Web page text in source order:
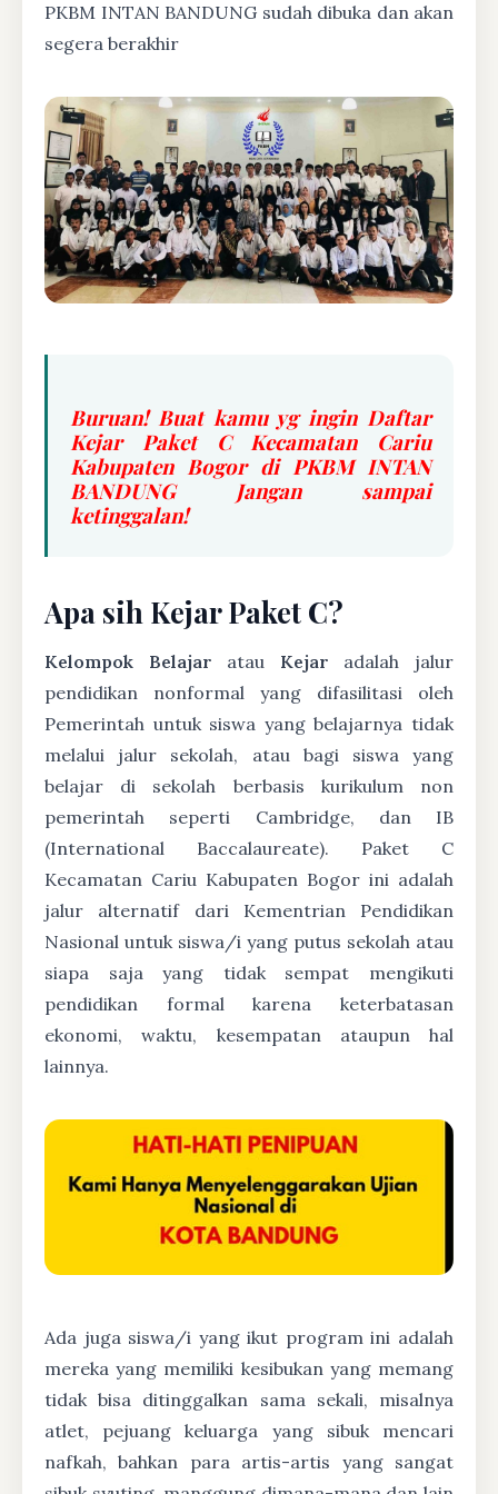
PKBM INTAN BANDUNG sudah dibuka dan akan
segera berakhir
Buruan! Buat kamu yg ingin Daftar
Kejar Paket C Kecamatan Cariu
Kabupaten Bogor di PKBM INTAN
BANDUNG Jangan sampai
ketinggalan!
Apa sih Kejar Paket C?
Kelompok Belajar atau Kejar adalah jalur
pendidikan nonformal yang difasilitasi oleh
Pemerintah untuk siswa yang belajarnya tidak
melalui jalur sekolah, atau bagi siswa yang
belajar di sekolah berbasis kurikulum non
pemerintah seperti Cambridge, dan IB
(International Baccalaureate). Paket C
Kecamatan Cariu Kabupaten Bogor ini adalah
jalur alternatif dari Kementrian Pendidikan
Nasional untuk siswa/i yang putus sekolah atau
siapa saja yang tidak sempat mengikuti
pendidikan formal karena keterbatasan
ekonomi, waktu, kesempatan ataupun hal
lainnya.
Ada juga siswa/i yang ikut program ini adalah
mereka yang memiliki kesibukan yang memang
tidak bisa ditinggalkan sama sekali, misalnya
atlet, pejuang keluarga yang sibuk mencari
nafkah, bahkan para artis-artis yang sangat